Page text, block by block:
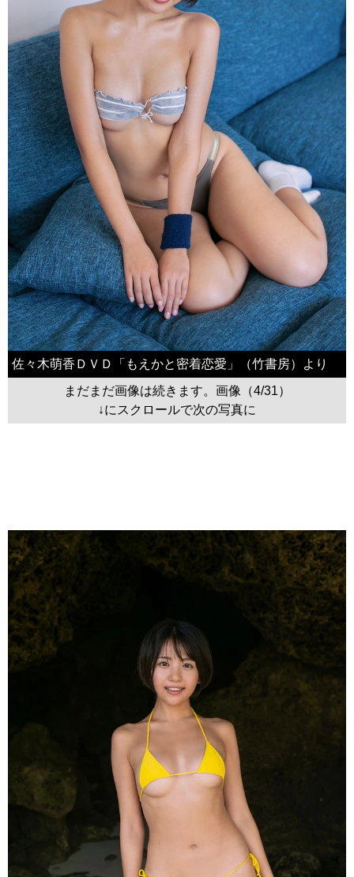
佐々木萌香ＤＶＤ「もえかと密着恋愛」（竹書房）より
まだまだ画像は続きます。画像（4/31）
↓にスクロールで次の写真に